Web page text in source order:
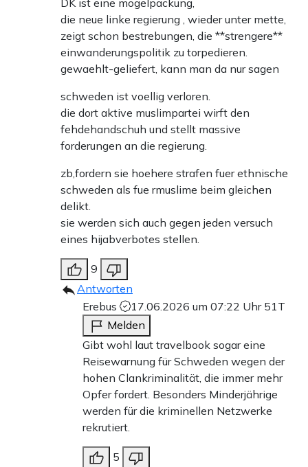
die neue linke regierung , wieder unter mette,
zeigt schon bestrebungen, die **strengere**
einwanderungspolitik zu torpedieren.
gewaehlt-geliefert, kann man da nur sagen
schweden ist voellig verloren.
die dort aktive muslimpartei wirft den
fehdehandschuh und stellt massive
forderungen an die regierung.
zb,fordern sie hoehere strafen fuer ethnische
schweden als fue rmuslime beim gleichen
delikt.
sie werden sich auch gegen jeden versuch
eines hijabverbotes stellen.
9
Antworten
Erebus
17.06.2026 um 07:22 Uhr 51T
Melden
Gibt wohl laut travelbook sogar eine
Reisewarnung für Schweden wegen der
hohen Clankriminalität, die immer mehr
Opfer fordert. Besonders Minderjährige
werden für die kriminellen Netzwerke
rekrutiert.
5